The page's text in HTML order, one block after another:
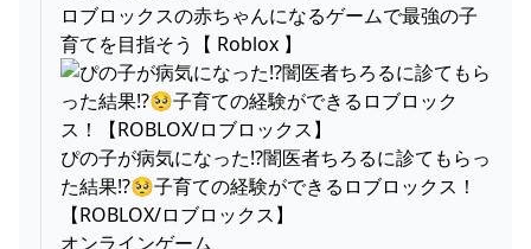
ロブロックスの赤ちゃんになるゲームで最強の子
育てを目指そう【 Roblox 】
ぴの子が病気になった⁉️闇医者ちろるに診てもらっ
た結果⁉️🥺子育ての経験ができるロブロックス！
【ROBLOX/ロブロックス】
オンラインゲーム